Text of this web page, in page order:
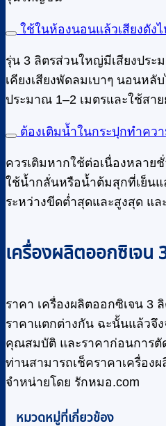
ใช้ในห้องนอนแล้วเสียงดัง
รุ่น 3 ลิตรส่วนใหญ่มีเสียงประ
เคียงเสียงพัดลมเบาๆ นอนหลั
ประมาณ 1–2 เมตรและใช้สา
ต้องเติมน้ำในกระปุกทำคว
ควรเติมหากใช้ต่อเนื่องหลาย
ใช้น้ำกลั่นหรือน้ำต้มสุกที่เย็นแ
ระหว่างขีดต่ำสุดและสูงสุด แ
เครื่องผลิตออกซิเจน
ราคา เครื่องผลิตออกซิเจน 3
ราคาแตกต่างกัน ฉะนั้นแล้วจึง
คุณสมบัติ และราคาก่อนการตั
ท่านสามารถเช็คราคาเครื่อง
จำหน่ายโดย รักหมอ.com
หมวดหมู่ที่เกี่ยวข้อง